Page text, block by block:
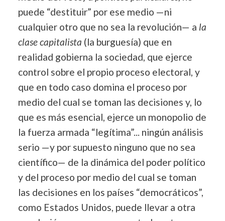
puede “destituir” por ese medio —ni
cualquier otro que no sea la revolución— a la
clase capitalista (la burguesía) que en
realidad gobierna la sociedad, que ejerce
control sobre el propio proceso electoral, y
que en todo caso domina el proceso por
medio del cual se toman las decisiones y, lo
que es más esencial, ejerce un monopolio de
la fuerza armada “legítima”... ningún análisis
serio —y por supuesto ninguno que no sea
científico— de la dinámica del poder político
y del proceso por medio del cual se toman
las decisiones en los países “democráticos”,
como Estados Unidos, puede llevar a otra